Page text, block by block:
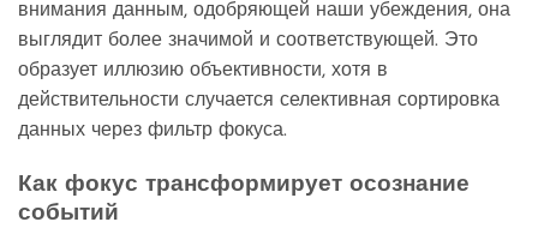
внимания данным, одобряющей наши убеждения, она
выглядит более значимой и соответствующей. Это
образует иллюзию объективности, хотя в
действительности случается селективная сортировка
данных через фильтр фокуса.
Как фокус трансформирует осознание
событий